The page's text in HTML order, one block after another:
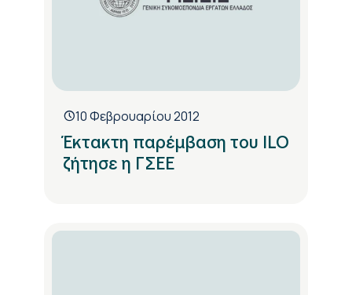
10 Φεβρουαρίου 2012
Έκτακτη παρέμβαση του ILO
ζήτησε η ΓΣΕΕ